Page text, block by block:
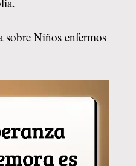
sobre Niños enfermos